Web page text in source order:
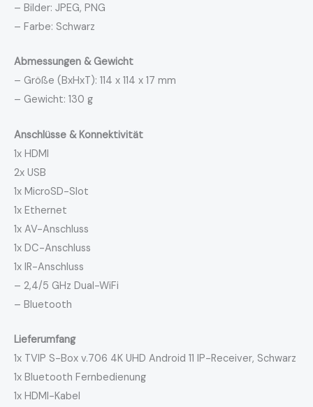
– Bilder: JPEG, PNG
– Farbe: Schwarz
Abmessungen & Gewicht
– Größe (BxHxT): 114 x 114 x 17 mm
– Gewicht: 130 g
Anschlüsse & Konnektivität
1x HDMI
2x USB
1x MicroSD-Slot
1x Ethernet
1x AV-Anschluss
1x DC-Anschluss
1x IR-Anschluss
– 2,4/5 GHz Dual-WiFi
– Bluetooth
Lieferumfang
1x TVIP S-Box v.706 4K UHD Android 11 IP-Receiver, Schwarz
1x Bluetooth Fernbedienung
1x HDMI-Kabel